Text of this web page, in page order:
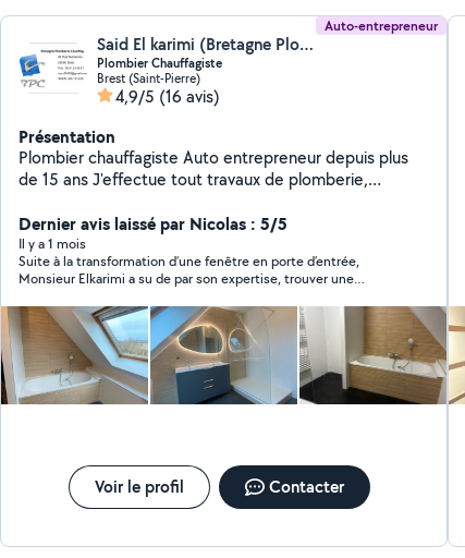
Auto-entrepreneur
Said El karimi (Bretagne Plomberie Chauffage)
Plombier Chauffagiste
Brest (Saint-Pierre)
4,9/5 (16 avis)
Présentation
Plombier chauffagiste Auto entrepreneur depuis plus
de 15 ans J'effectue tout travaux de plomberie,
Dernier avis laissé par Nicolas : 5/5
Il y a 1 mois
Suite à la transformation d’une fenêtre en porte d’entrée,
Monsieur Elkarimi a su de par son expertise, trouver une
ailleurs, il s’est rendu disponible par rapport aux autres corps de
métier, afin de leur faciliter le travail et je l’en remercie
chaleureusement . Il a également fais le nécessaire pour
apporter l’alimentation dans la future cuisine.
Voir le profil Contacter